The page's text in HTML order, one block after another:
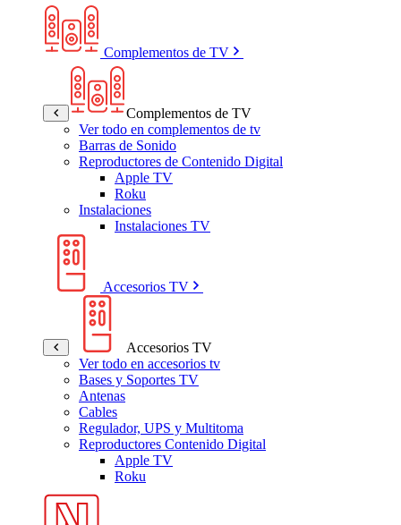
Complementos de TV
Complementos de TV
Ver todo en complementos de tv
Barras de Sonido
Reproductores de Contenido Digital
Apple TV
Roku
Instalaciones
Instalaciones TV
Accesorios TV
Accesorios TV
Ver todo en accesorios tv
Bases y Soportes TV
Antenas
Cables
Regulador, UPS y Multitoma
Reproductores Contenido Digital
Apple TV
Roku